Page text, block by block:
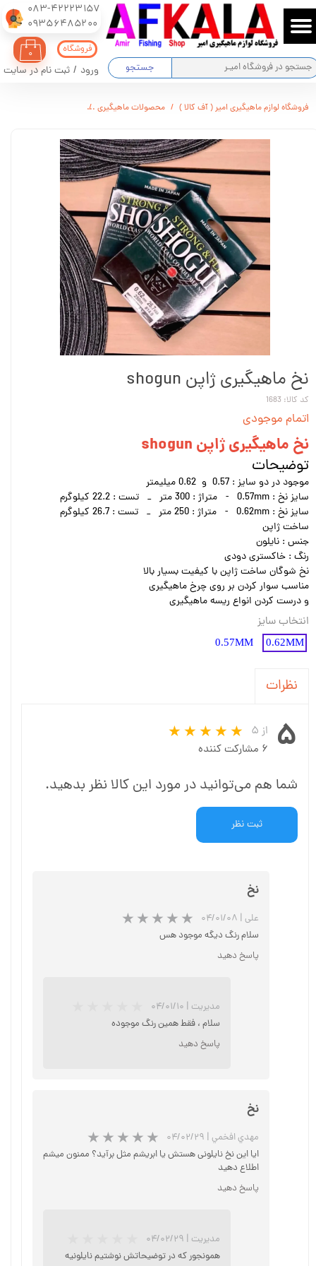
083-42223157
​​​​​​​09356485200
جستجو
۰
ورود / ثبت نام در سایت
حساب کاربری من
تغییر گذر واژه
فروشگاه
فروشگاه لوازم ماهیگیری امیر ( آف کالا ) محصولات ماهیگیری
نخ ماهیگیری ژاپن shogun
کد کالا: 1683
اتمام موجودی
نخ ماهیگیری ژاپن shogun
توضیحات
موجود در دو سایز : 0.57 و 0.62 میلیمتر
سایز نخ : 0.57mm - متراژ : 300 متر _ تست : 22.2 کیلوگرم
سایز نخ : 0.62mm - متراژ : 250 متر _ تست : 26.7 کیلوگرم
ساخت ژاپن
جنس : نايلون
رنگ : خاكستری دودی
نخ شوگان ساخت ژاپن با کیفیت بسیار بالا
مناسب سوار کردن بر روی چرخ ماهیگیری
و درست کردن انواع ریسه ماهیگیری
انتخاب سایز
0.62MM
0.57MM
نظرات
۵ از ۵
۶ مشارکت کننده
شما هم می‌توانید در مورد این کالا نظر بدهید.
ثبت نظر
نخ
علی | ۰۴/۰۱/۰۸
سلام رنگ دیگه موجود هس
پاسخ دهید
مدیریت | ۰۴/۰۱/۱۰
سلام ، فقط همین رنگ موجوده
پاسخ دهید
نخ
مهدي افخمي | ۰۴/۰۲/۲۹
ایا این نخ نایلونی هستش یا ابریشم مثل برآید؟ ممنون میشم
اطلاع دهید
پاسخ دهید
مدیریت | ۰۴/۰۲/۲۹
همونجور که در توضیحاتش نوشتیم نایلونیه